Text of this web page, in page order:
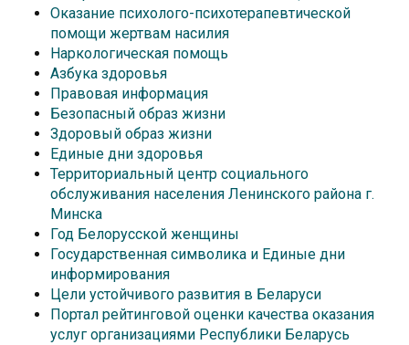
Оказание психолого-психотерапевтической
помощи жертвам насилия
Наркологическая помощь
Азбука здоровья
Правовая информация
Безопасный образ жизни
Здоровый образ жизни
Единые дни здоровья
Территориальный центр социального
обслуживания населения Ленинского района г.
Минска
Год Белорусской женщины
Государственная символика и Единые дни
информирования
Цели устойчивого развития в Беларуси
Портал рейтинговой оценки качества оказания
услуг организациями Республики Беларусь